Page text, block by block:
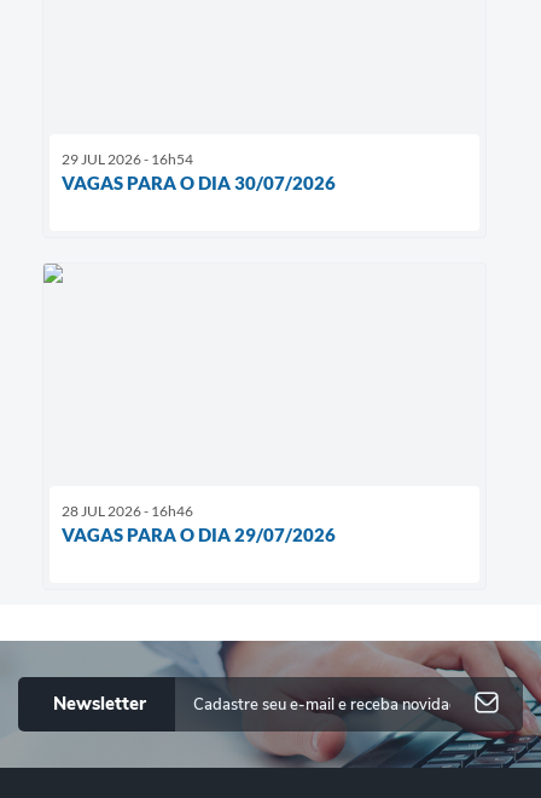
29 JUL 2026 - 16h54
VAGAS PARA O DIA 30/07/2026
28 JUL 2026 - 16h46
VAGAS PARA O DIA 29/07/2026
Newsletter